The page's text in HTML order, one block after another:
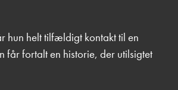
hun helt tilfældigt kontakt til en
får fortalt en historie, der utilsigtet